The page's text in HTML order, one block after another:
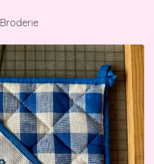
Broderie